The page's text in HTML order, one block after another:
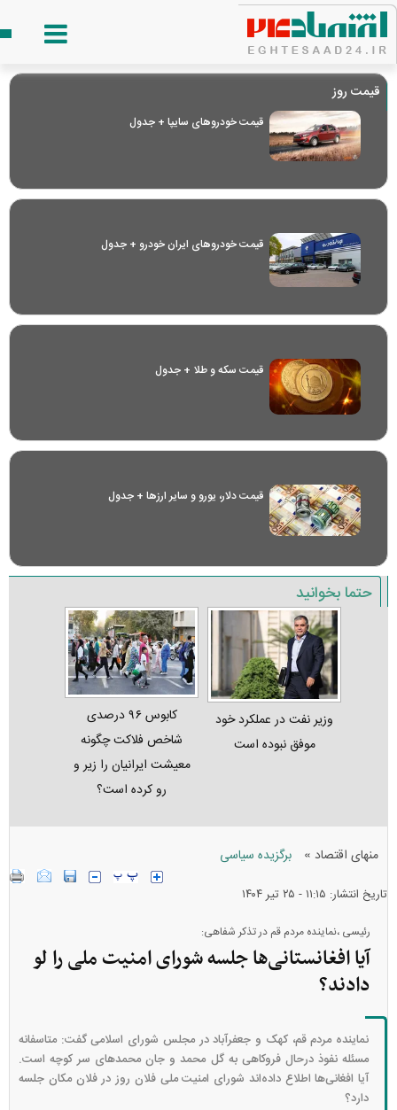
قیمت روز
قیمت خودرو‌های سایپا + جدول
قیمت خودرو‌های ایران خودرو + جدول
قیمت سکه و طلا + جدول
قیمت دلار، یورو و سایر ارز‌ها + جدول
حتما بخوانید
وزیر نفت در عملکرد خود
موفق نبوده است
کابوس ۹۶ درصدی
شاخص فلاکت چگونه
معیشت ایرانیان را زیر و
رو کرده است؟
منهای اقتصاد » برگزیده سیاسی
تاریخ انتشار: ۱۱:۱۵ - ۲۵ تير ۱۴۰۴
رئیسی ،نماینده مردم قم در تذکر شفاهی:
آیا افغانستانی‌ها جلسه شورای امنیت ملی را لو
دادند؟
نماینده مردم قم، کهک و جعفرآباد در مجلس شورای اسلامی گفت: متاسفانه
مسئله نفوذ درحال فروکاهی به گل محمد و جان محمد‌های سر کوچه است.
آیا افغانی‌ها اطلاع داده‌اند شورای امنیت ملی فلان روز در فلان مکان جلسه
دارد؟